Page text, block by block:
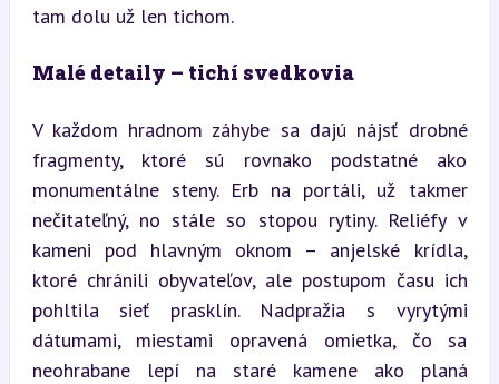
tam dolu už len tichom.
Malé detaily – tichí svedkovia
V každom hradnom záhybe sa dajú nájsť drobné
fragmenty, ktoré sú rovnako podstatné ako
monumentálne steny. Erb na portáli, už takmer
nečitateľný, no stále so stopou rytiny. Reliéfy v
kameni pod hlavným oknom – anjelské krídla,
ktoré chránili obyvateľov, ale postupom času ich
pohltila sieť prasklín. Nadpražia s vyrytými
dátumami, miestami opravená omietka, čo sa
neohrabane lepí na staré kamene ako planá